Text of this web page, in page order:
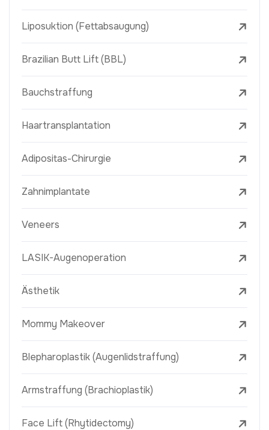
Liposuktion (Fettabsaugung)
Brazilian Butt Lift (BBL)
Bauchstraffung
Haartransplantation
Adipositas-Chirurgie
Zahnimplantate
Veneers
LASIK-Augenoperation
Ästhetik
Mommy Makeover
Blepharoplastik (Augenlidstraffung)
Armstraffung (Brachioplastik)
Face Lift (Rhytidectomy)